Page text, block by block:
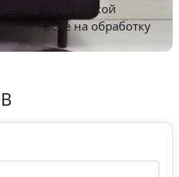
с
политикой
согласие на обработку